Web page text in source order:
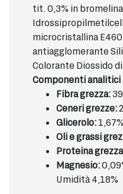
tit. 0,3% in
microcristallina
antiagglomerante
Colorante Diossido
Componenti analitici
Fibra grezza:
Ceneri grezze:
Glicerolo: 1,67%
Oli e grassi
Proteina
Magnesio:
Umidità 4,18%